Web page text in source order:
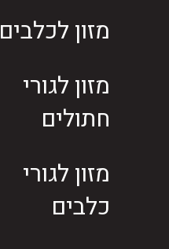
מזון לכלבים
מזון לגורי
חתולים
מזון לגורי
כלבים